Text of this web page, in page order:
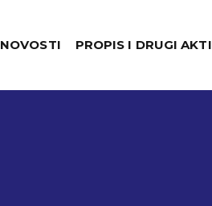
NOVOSTI PROPIS I DRUGI AKTI